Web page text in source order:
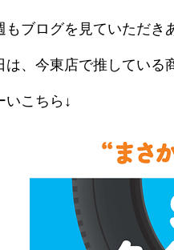
もブログを見ていただき
は、今東店で推している
いこちら↓